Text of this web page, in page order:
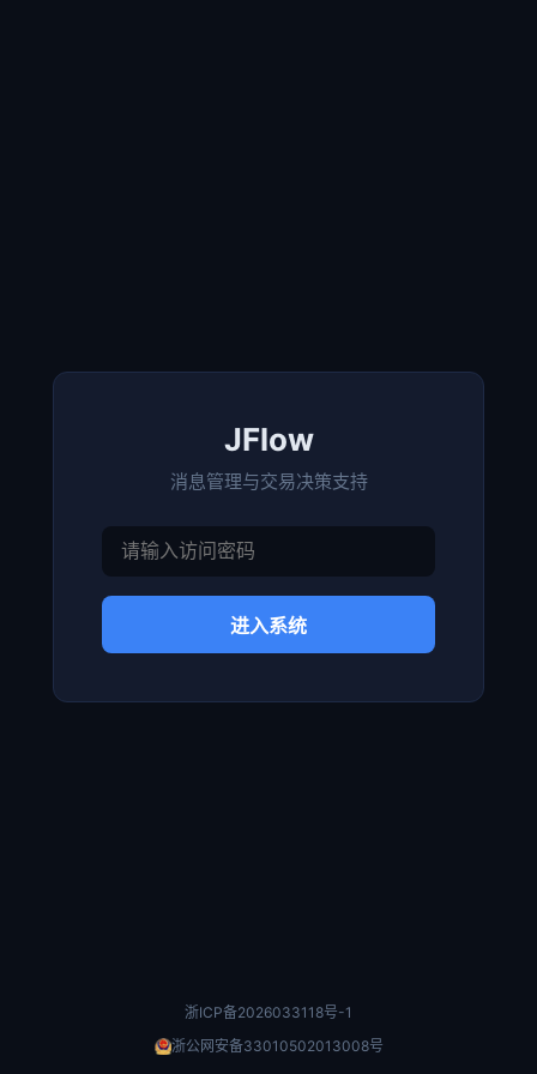
JFlow
消息管理与交易决策支持
进入系统
浙ICP备2026033118号-1
浙公网安备33010502013008号